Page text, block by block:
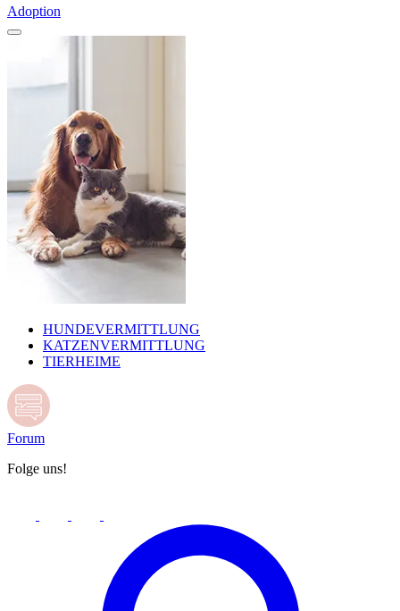
Adoption
HUNDEVERMITTLUNG
KATZENVERMITTLUNG
TIERHEIME
Forum
Folge uns!